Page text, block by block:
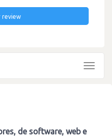
review
Toggle
de software, web e